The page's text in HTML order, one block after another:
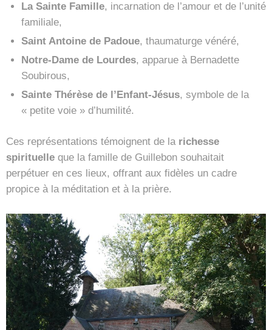
La Sainte Famille, incarnation de l’amour et de l’unité
familiale,
Saint Antoine de Padoue, thaumaturge vénéré,
Notre-Dame de Lourdes, apparue à Bernadette
Soubirous,
Sainte Thérèse de l’Enfant-Jésus, symbole de la
« petite voie » d’humilité.
Ces représentations témoignent de la richesse
spirituelle que la famille de Guillebon souhaitait
perpétuer en ces lieux, offrant aux fidèles un cadre
propice à la méditation et à la prière.